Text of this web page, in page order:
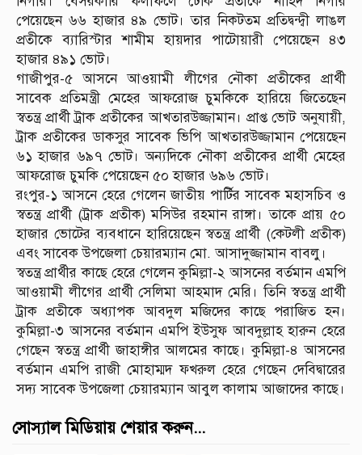
পেয়েছেন ৬৬ হাজার ৪৯ ভোট। তার নিকটতম প্রতিদ্বন্দ্বী লাঙল
প্রতীকে ব্যারিস্টার শামীম হায়দার পাটোয়ারী পেয়েছেন ৪৩
হাজার ৪৯১ ভোট।
গাজীপুর-৫ আসনে আওয়ামী লীগের নৌকা প্রতীকের প্রার্থী
সাবেক প্রতিমন্ত্রী মেহের আফরোজ চুমকিকে হারিয়ে জিতেছেন
স্বতন্ত্র প্রার্থী ট্রাক প্রতীকের আখতারউজ্জামান। প্রাপ্ত ভোট অনুযায়ী,
ট্রাক প্রতীকের ডাকসুর সাবেক ভিপি আখতারউজ্জামান পেয়েছেন
৬১ হাজার ৬৯৭ ভোট। অন্যদিকে নৌকা প্রতীকের প্রার্থী মেহের
আফরোজ চুমকি পেয়েছেন ৫০ হাজার ৬৯৬ ভোট।
রংপুর-১ আসনে হেরে গেলেন জাতীয় পার্টির সাবেক মহাসচিব ও
স্বতন্ত্র প্রার্থী (ট্রাক প্রতীক) মসিউর রহমান রাঙ্গা। তাকে প্রায় ৫০
হাজার ভোটের ব্যবধানে হারিয়েছেন স্বতন্ত্র প্রার্থী (কেটলী প্রতীক)
এবং সাবেক উপজেলা চেয়ারম্যান মো. আসাদুজ্জামান বাবলু।
স্বতন্ত্র প্রার্থীর কাছে হেরে গেলেন কুমিল্লা-২ আসনের বর্তমান এমপি
আওয়ামী লীগের প্রার্থী সেলিমা আহমাদ মেরি। তিনি স্বতন্ত্র প্রার্থী
ট্রাক প্রতীকে অধ্যাপক আবদুল মজিদের কাছে পরাজিত হন।
কুমিল্লা-৩ আসনের বর্তমান এমপি ইউসুফ আবদুল্লাহ হারুন হেরে
গেছেন স্বতন্ত্র প্রার্থী জাহাঙ্গীর আলমের কাছে। কুমিল্লা-৪ আসনের
বর্তমান এমপি রাজী মোহাম্মদ ফখরুল হেরে গেছেন দেবিদ্বারের
সদ্য সাবেক উপজেলা চেয়ারম্যান আবুল কালাম আজাদের কাছে।
সোস্যাল মিডিয়ায় শেয়ার করুন...